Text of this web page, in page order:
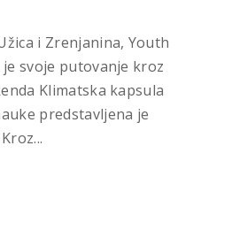
i Zrenjanina, Youth
svoje putovanje kroz
Klimatska kapsula
predstavljena je